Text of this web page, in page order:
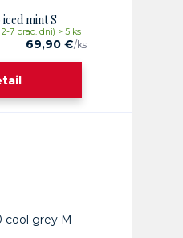
mint S
69,90 €/ks
7 prac. dni) > 5 ks